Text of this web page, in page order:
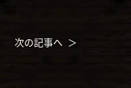
次の記事へ ＞